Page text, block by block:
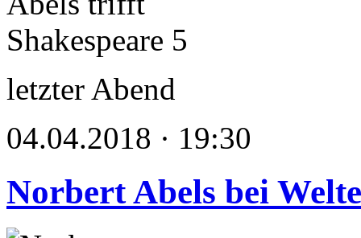
letzter Abend
04.04.2018 · 19:30
Norbert Abels bei